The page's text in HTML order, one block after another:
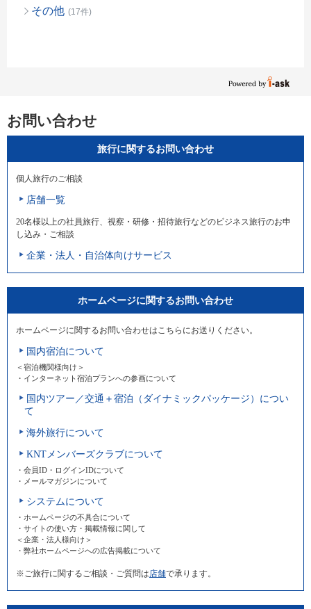
その他 (17件)
お問い合わせ
旅行に関するお問い合わせ
個人旅行のご相談
店舗一覧
20名様以上の社員旅行、視察・研修・招待旅行などのビジネス旅行のお申
し込み・ご相談
企業・法人・自治体向けサービス
ホームページに関するお問い合わせ
ホームページに関するお問い合わせはこちらにお送りください。
国内宿泊について
＜宿泊機関様向け＞
・インターネット宿泊プランへの参画について
国内ツアー／交通＋宿泊（ダイナミックパッケージ）につい
て
海外旅行について
KNTメンバーズクラブについて
・会員ID・ログインIDについて
・メールマガジンについて
システムについて
・ホームページの不具合について
・サイトの使い方・掲載情報に関して
＜企業・法人様向け＞
・弊社ホームページへの広告掲載について
※ご旅行に関するご相談・ご質問は 店舗で承ります。